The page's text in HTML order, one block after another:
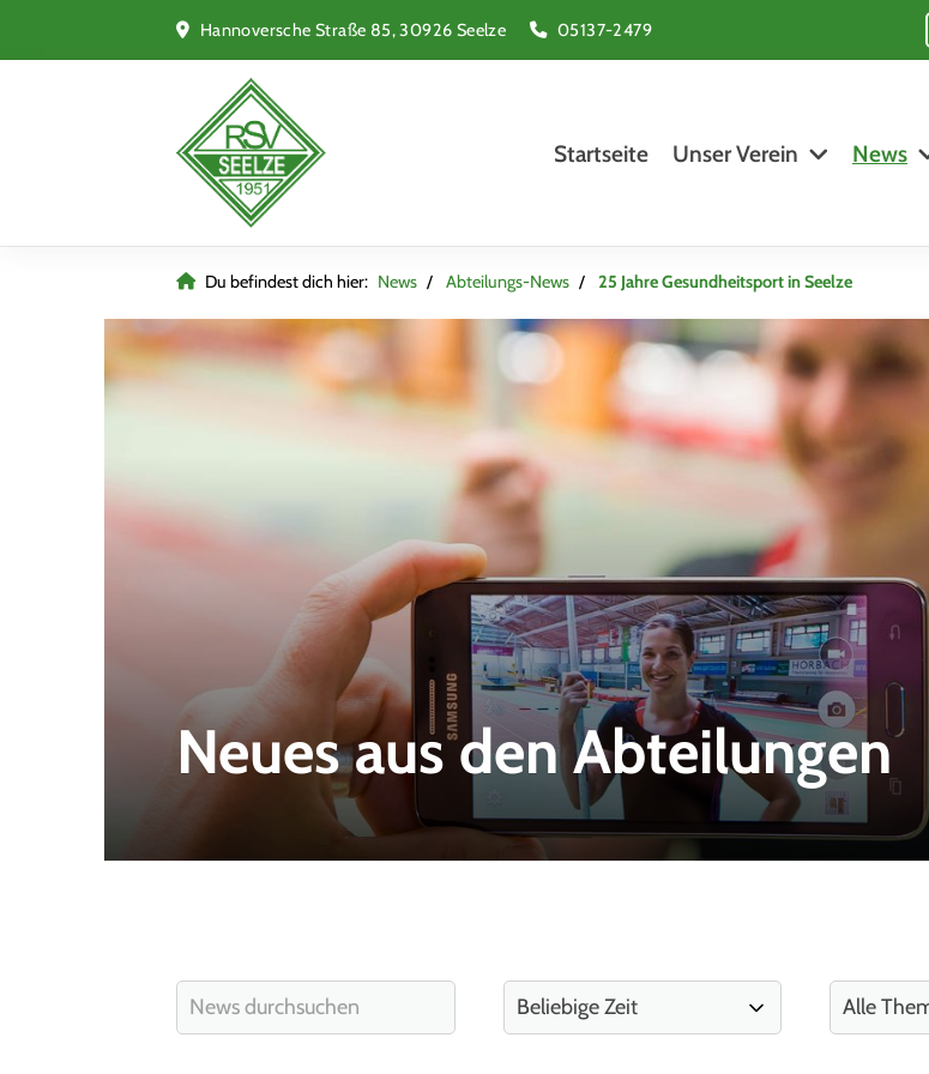
Hannoversche Straße 85, 30926 Seelze 05137-2479
Startseite Unser Verein News
Du befindest dich hier: News Abteilungs-News 25 Jahre Gesundheitsport in Seelze
Neues aus den Abteilungen